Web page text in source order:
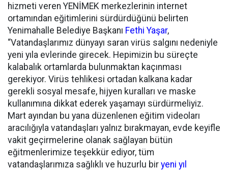
hizmeti veren YENİMEK merkezlerinin internet
ortamından eğitimlerini sürdürdüğünü belirten
Yenimahalle Belediye Başkanı Fethi Yaşar,
“Vatandaşlarımız dünyayı saran virüs salgını nedeniyle
yeni yıla evlerinde girecek. Hepimizin bu süreçte
kalabalık ortamlarda bulunmaktan kaçınması
gerekiyor. Virüs tehlikesi ortadan kalkana kadar
gerekli sosyal mesafe, hijyen kuralları ve maske
kullanımına dikkat ederek yaşamayı sürdürmeliyiz.
Mart ayından bu yana düzenlenen eğitim videoları
aracılığıyla vatandaşları yalnız bırakmayan, evde keyifle
vakit geçirmelerine olanak sağlayan bütün
eğitmenlerimize teşekkür ediyor, tüm
vatandaşlarımıza sağlıklı ve huzurlu bir yeni yıl